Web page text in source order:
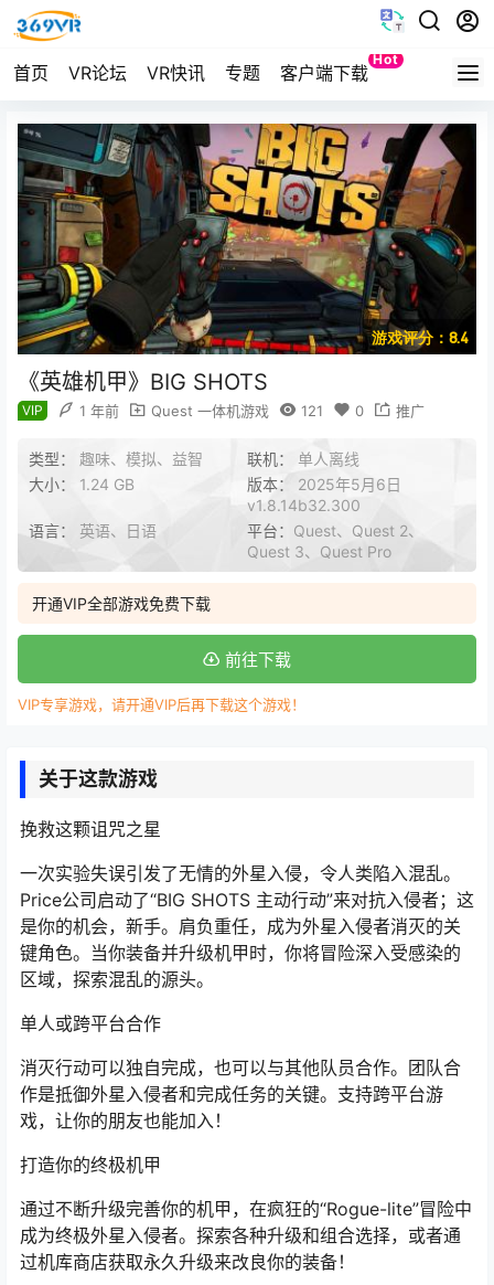
首页 VR论坛 VR快讯 专题 客户端下载
Hot
Quest
游戏评分：8.4
《英雄机甲》BIG SHOTS
VIP 1 年前 Quest 一体机游戏 121 0 推广
类型： 趣味、模拟、益智 联机： 单人离线
大小： 1.24 GB 版本： 2025年5月6日
v1.8.14b32.300
语言： 英语、日语 平台： Quest、Quest 2、
Quest 3、Quest Pro
开通VIP全部游戏免费下载
前往下载
VIP专享游戏，请开通VIP后再下载这个游戏！
关于这款游戏
挽救这颗诅咒之星
一次实验失误引发了无情的外星入侵，令人类陷入混乱。
Price公司启动了“BIG SHOTS 主动行动”来对抗入侵者；这
是你的机会，新手。肩负重任，成为外星入侵者消灭的关
键角色。当你装备并升级机甲时，你将冒险深入受感染的
区域，探索混乱的源头。
单人或跨平台合作
消灭行动可以独自完成，也可以与其他队员合作。团队合
作是抵御外星入侵者和完成任务的关键。支持跨平台游
戏，让你的朋友也能加入！
打造你的终极机甲
通过不断升级完善你的机甲，在疯狂的“Rogue-lite”冒险中
成为终极外星入侵者。探索各种升级和组合选择，或者通
过机库商店获取永久升级来改良你的装备！